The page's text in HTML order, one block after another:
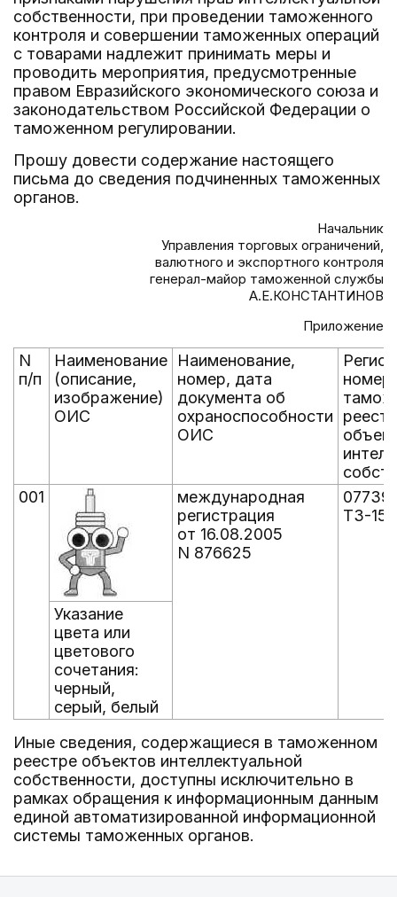
собственности, при проведении таможенного
контроля и совершении таможенных операций
с товарами надлежит принимать меры и
проводить мероприятия, предусмотренные
правом Евразийского экономического союза и
законодательством Российской Федерации о
таможенном регулировании.
Прошу довести содержание настоящего
письма до сведения подчиненных таможенных
органов.
Начальник
Управления торговых ограничений,
валютного и экспортного контроля
генерал-майор таможенной службы
А.Е.КОНСТАНТИНОВ
Приложение
N
п/п
Наименование
(описание,
изображение)
ОИС
Наименование,
номер, дата
документа об
охраноспособности
ОИС
номер
001
международная
регистрация
от 16.08.2005
N 876625
ТЗ-
Указание
цвета или
цветового
сочетания:
черный,
серый, белый
Иные сведения, содержащиеся в таможенном
реестре объектов интеллектуальной
собственности, доступны исключительно в
рамках обращения к информационным данным
единой автоматизированной информационной
системы таможенных органов.